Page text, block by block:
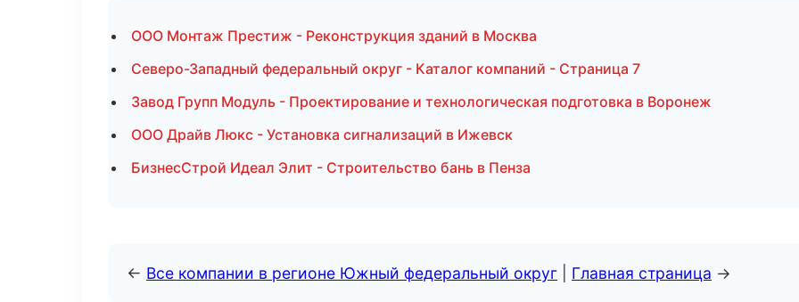
ООО Монтаж Престиж - Реконструкция зданий в Москва
Северо-Западный федеральный округ - Каталог компаний - Страница 7
Завод Групп Модуль - Проектирование и технологическая подготовка в Воронеж
ООО Драйв Люкс - Установка сигнализаций в Ижевск
БизнесСтрой Идеал Элит - Строительство бань в Пенза
← Все компании в регионе Южный федеральный округ Главная страница →